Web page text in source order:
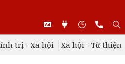
trị - Xã hội Xã hội - Từ thiện